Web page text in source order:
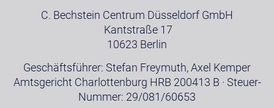
C. Bechstein Centrum Düsseldorf GmbH
Kantstraße 17
10623 Berlin
Geschäftsführer: Stefan Freymuth, Axel Kemper
Amtsgericht Charlottenburg HRB 200413 B · Steuer-
Nummer: 29/081/60653